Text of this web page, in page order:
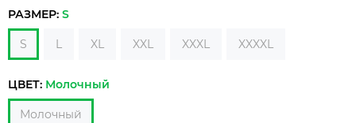
РАЗМЕР: S
S L XL XXL XXXL XXXXL
ЦВЕТ: Молочный
Молочный